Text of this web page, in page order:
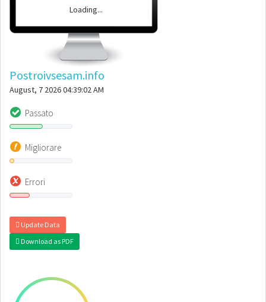
Loading...
Postroivsesam.info
August, 7 2026 04:39:02 AM
Passato
Migliorare
Errori
Update Data
Download as PDF